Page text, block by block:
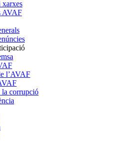
xarxes
AVAF
l’AVAF
la corrupció